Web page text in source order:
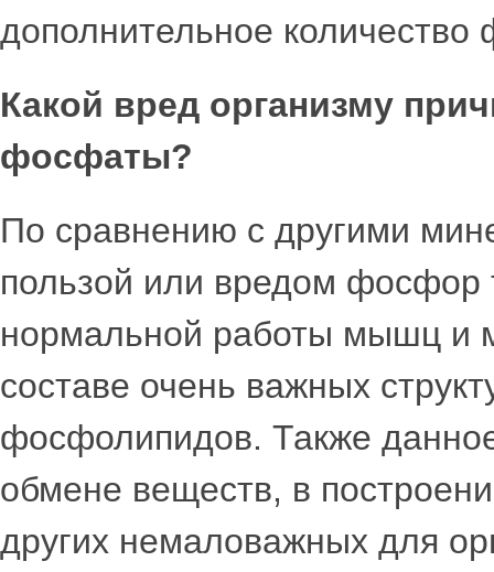
дополнительное
Какой вред организму
фосфаты?
По сравнению с другими
пользой или вредом фосфор
нормальной работы мышц и
составе очень важных
фосфолипидов. Также
обмене веществ, в
других немаловажных для